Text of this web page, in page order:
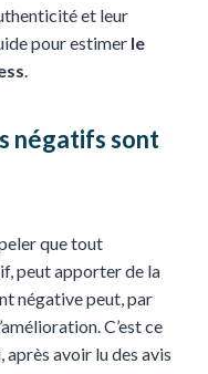
et leur
pour estimer le
.
négatifs sont
que tout
peut apporter de la
négative peut, par
C’est ce
après avoir lu des avis